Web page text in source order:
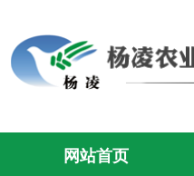
网站首页